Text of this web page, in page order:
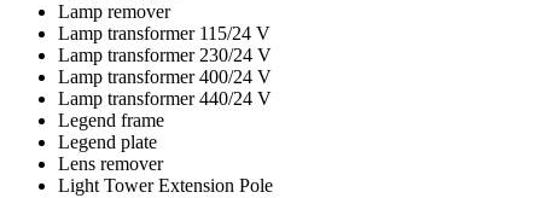
Lamp remover
Lamp transformer 115/24 V
Lamp transformer 230/24 V
Lamp transformer 400/24 V
Lamp transformer 440/24 V
Legend frame
Legend plate
Lens remover
Light Tower Extension Pole